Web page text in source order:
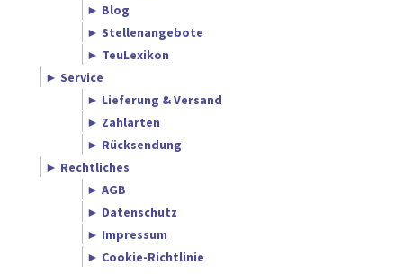
► Blog
► Stellenangebote
► TeuLexikon
► Service
► Lieferung & Versand
► Zahlarten
► Rücksendung
► Rechtliches
► AGB
► Datenschutz
► Impressum
► Cookie-Richtlinie